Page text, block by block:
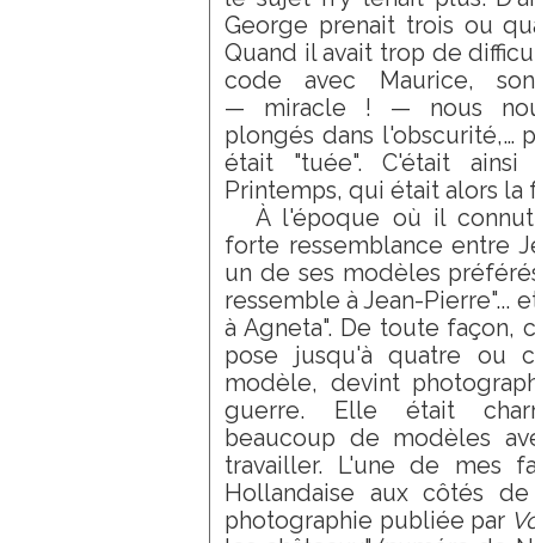
George prenait trois ou
Quand il avait trop de
code avec Maurice,
— miracle ! — nous
plongés dans l'obscurité,…
était "tuée". C'était
Printemps, qui était alors
À l'époque où il
forte ressemblance entre
un de ses modèles
ressemble à Jean-Pierre"...
à Agneta". De toute façon,
pose jusqu'à quatre ou
modèle, devint
guerre. Elle était
beaucoup de modèles
travailler. L'une de mes
Hollandaise aux côtés
photographie publiée par